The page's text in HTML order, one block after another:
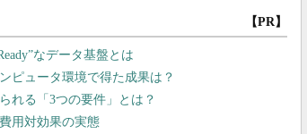
【PR】
なデータ基盤とは
ピュータ環境で得た成果は？
れる「3つの要件」とは？
用対効果の実態